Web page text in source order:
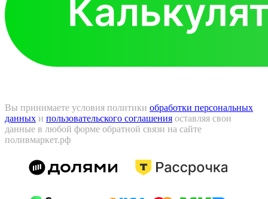
Вы принимаете условия политики обработки персональных
данных и пользовательского соглашения оставляя свои
данные в любой форме обратной связи на сайте
поливмаркет.рф